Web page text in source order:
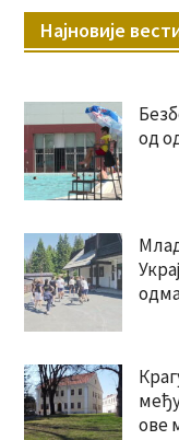
Најновије
од
ове